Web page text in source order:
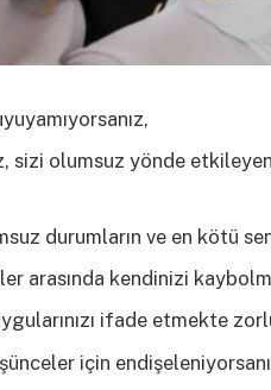
sizi olumsuz yönde
durumların ve en kötü
arasında kendinizi
ifade etmekte
için